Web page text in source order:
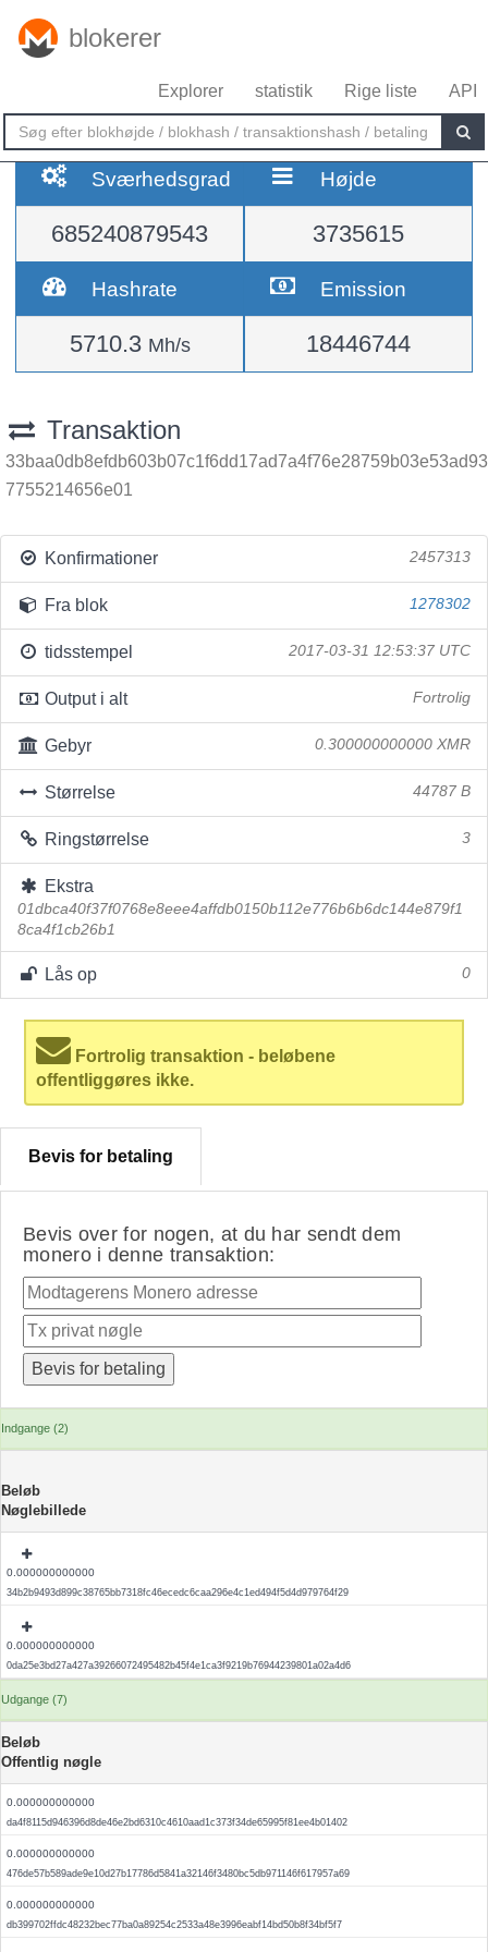
blokerer
Explorer statistik Rige liste API
Sværhedsgrad
685240879543
Højde
3735615
Hashrate
5710.3 Mh/s
Emission
18446744
Transaktion
33baa0db8efdb603b07c1f6dd17ad7a4f76e28759b03e53ad93
7755214656e01
Konfirmationer 2457313
Fra blok 1278302
tidsstempel 2017-03-31 12:53:37 UTC
Output i alt Fortrolig
Gebyr 0.300000000000 XMR
Størrelse 44787 B
Ringstørrelse 3
Ekstra
01dbca40f37f0768e8eee4affdb0150b112e776b6b6dc144e879f1
8ca4f1cb26b1
Lås op 0
Fortrolig transaktion - beløbene
offentliggøres ikke.
Bevis for betaling
Bevis over for nogen, at du har sendt dem
monero i denne transaktion:
Indgange (2)
Beløb
Nøglebillede
0.000000000000
34b2b9493d899c38765bb7318fc46ecedc6caa296e4c1ed494f5d4d979764f29
0.000000000000
0da25e3bd27a427a39266072495482b45f4e1ca3f9219b76944239801a02a4d6
Udgange (7)
Beløb
Offentlig nøgle
0.000000000000
da4f8115d946396d8de46e2bd6310c4610aad1c373f34de65995f81ee4b01402
0.000000000000
476de57b589ade9e10d27b17786d5841a32146f3480bc5db971146f617957a69
0.000000000000
db399702ffdc48232bec77ba0a89254c2533a48e3996eabf14bd50b8f34bf5f7